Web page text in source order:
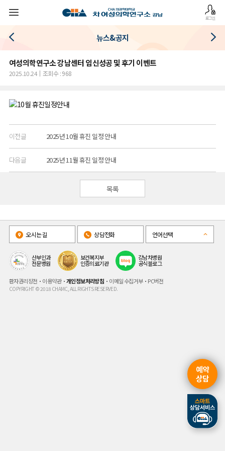
로그인
뉴스&공지
여성의학연구소 강남센터 임신성공 및 후기 이벤트
2025.10.24 조회수 : 968
이전글 2025년 10월 휴진 일정 안내
다음글 2025년 11월 휴진 일정 안내
목록
예약
상담
오시는길 상담전화 언어선택
산부인과
전문병원
보건복지부
인증의료기관
강남차병원
공식블로그
환자권리장전 이용약관 개인정보처리방침 이메일 수집거부 PC버전
COPYRIGHT © 2018 CHAMC, ALL RIGHTS RESERVED.